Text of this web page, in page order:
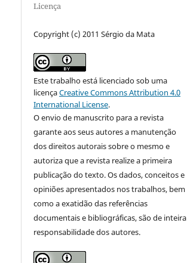
Licença
Copyright (c) 2011 Sérgio da Mata
Este trabalho está licenciado sob uma
licençaCreative Commons Attribution 4.0
International License.
O envio de manuscrito para a revista
garante aos seus autores a manutenção
dos direitos autorais sobre o mesmo e
autoriza que a revista realize a primeira
publicação do texto. Os dados, conceitos e
opiniões apresentados nos trabalhos, bem
como a exatidão das referências
documentais e bibliográficas, são de inteira
responsabilidade dos autores.